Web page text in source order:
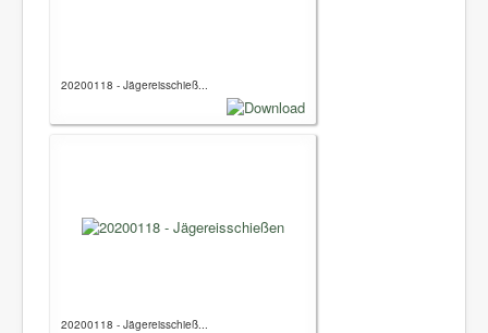
20200118 - Jägereisschieß...
20200118 - Jägereisschieß...